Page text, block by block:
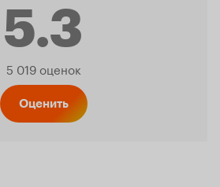
5.3
Рейтинг
5 019 оценок
Оценить